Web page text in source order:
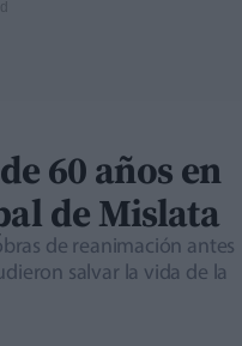
60 años en
de Mislata
de reanimación antes
salvar la vida de la